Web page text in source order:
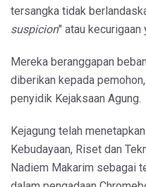
tersangka tidak
suspicion" atau kecurigaan
Mereka beranggapan
diberikan kepada
penyidik Kejaksaan Agung.
Kejagung telah
Kebudayaan, Riset dan
Nadiem Makarim sebagai